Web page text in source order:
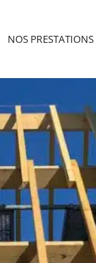
NOS PRESTATIONS